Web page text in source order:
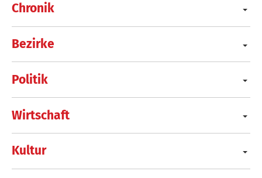
Chronik
Bezirke
Politik
Wirtschaft
Kultur